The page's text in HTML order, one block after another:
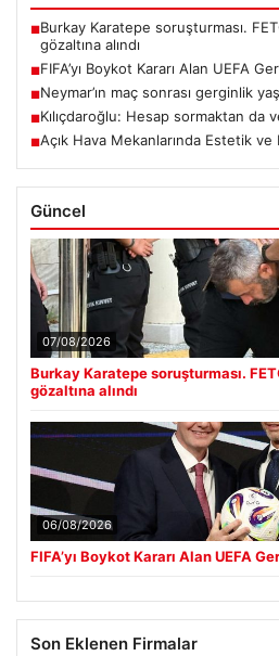
■Burkay Karatepe soruşturması.
gözaltına alındı
■FIFA’yı Boykot Kararı Alan UEFA
■Neymar’ın maç sonrası gerginlik
■Kılıçdaroğlu: Hesap sormaktan da
■Açık Hava Mekanlarında Estetik
Güncel
07/08/2026
Burkay Karatepe soruşturması.
gözaltına alındı
06/08/2026
FIFA’yı Boykot Kararı Alan UEFA
Son Eklenen Firmalar